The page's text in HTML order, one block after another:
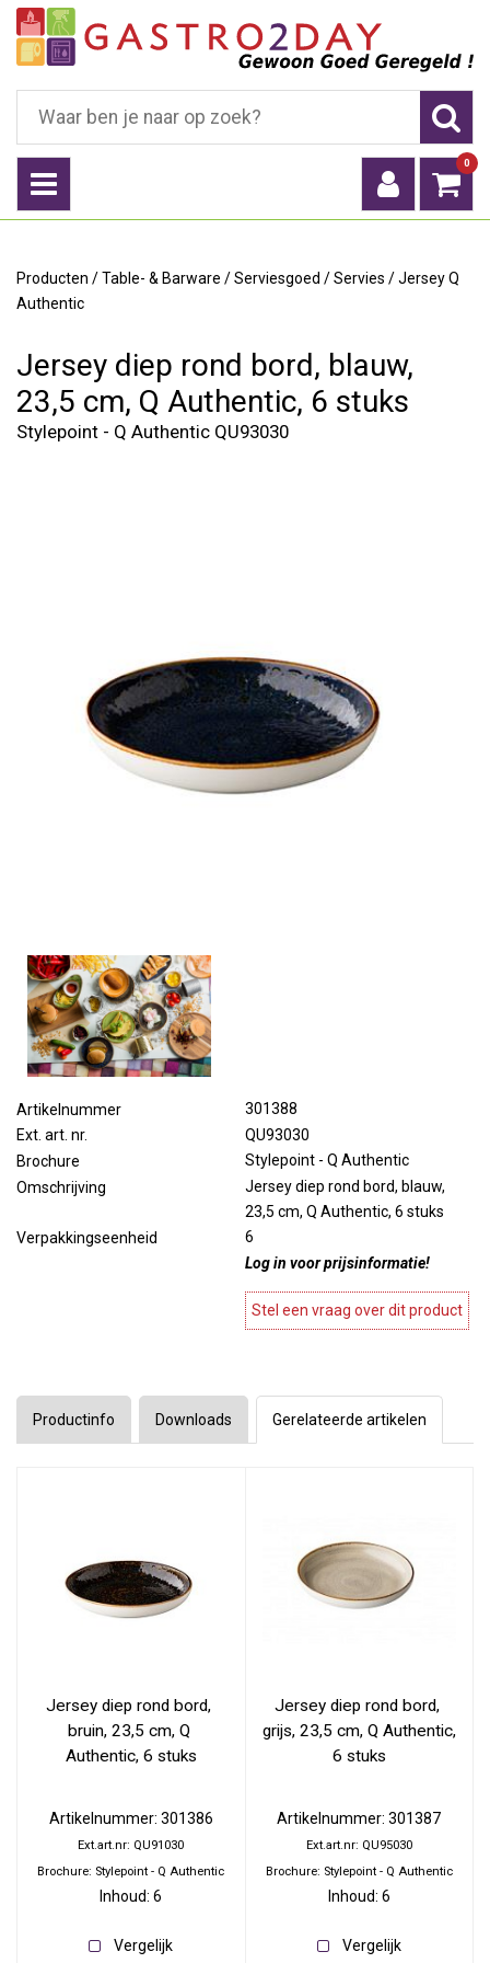
0
Producten /Table- & Barware /Serviesgoed /Servies /Jersey Q
Authentic
Jersey diep rond bord, blauw,
23,5 cm, Q Authentic, 6 stuks
Stylepoint - Q Authentic QU93030
Artikelnummer
301388
Ext. art. nr.
QU93030
Brochure
Stylepoint - Q Authentic
Omschrijving
Jersey diep rond bord, blauw,
23,5 cm, Q Authentic, 6 stuks
Verpakkingseenheid
6
Log in voor prijsinformatie!
Stel een vraag over dit product
Productinfo Downloads Gerelateerde artikelen
Jersey diep rond bord,
bruin, 23,5 cm, Q
Authentic, 6 stuks
Artikelnummer: 301386
Ext.art.nr: QU91030
Brochure: Stylepoint - Q Authentic
Inhoud: 6
Vergelijk
Jersey diep rond bord,
grijs, 23,5 cm, Q Authentic,
6 stuks
Artikelnummer: 301387
Ext.art.nr: QU95030
Brochure: Stylepoint - Q Authentic
Inhoud: 6
Vergelijk